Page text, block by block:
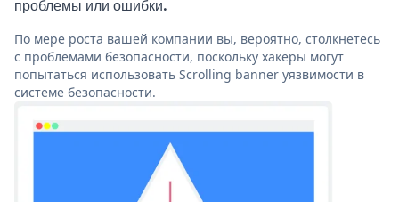
проблемы или ошибки.
По мере роста вашей компании вы, вероятно, столкнетесь
с проблемами безопасности, поскольку хакеры могут
попытаться использовать Scrolling banner уязвимости в
системе безопасности.